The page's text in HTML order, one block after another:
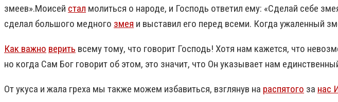
змеев».Моисей стал молиться о народе, и Господь ответил ему: «Сделай себе
сделал большого медного змея и выставил его перед всеми. Когда ужаленный
Как важно верить всему тому, что говорит Господь! Хотя нам кажется, что
но когда Сам Бог говорит об этом, это значит, что Он указывает нам
От укуса и жала греха мы также можем избавиться, взглянув на распятого за нас